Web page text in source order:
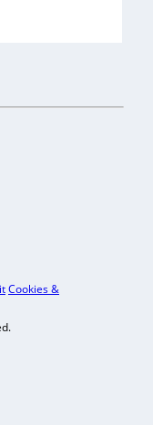
Cookies &